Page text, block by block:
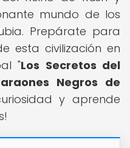
mundo de los
Prepárate para
esta civilización en
"Los Secretos del
Negros de
y aprende